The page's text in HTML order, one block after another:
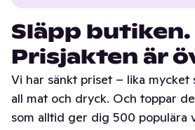
Släpp butiken.
Prisjakten är
Vi har sänkt priset – lika mycket
all mat och dryck. Och toppar
som alltid ger dig 500 populära